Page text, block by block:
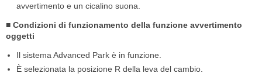
avvertimento e un cicalino suona.
■ Condizioni di funzionamento della funzione avvertimento
oggetti
Il sistema Advanced Park è in funzione.
È selezionata la posizione R della leva del cambio.